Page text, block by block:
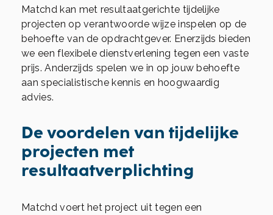
Matchd kan met resultaatgerichte tijdelijke
projecten op verantwoorde wijze inspelen op de
behoefte van de opdrachtgever. Enerzijds bieden
we een flexibele dienstverlening tegen een vaste
prijs. Anderzijds spelen we in op jouw behoefte
aan specialistische kennis en hoogwaardig
advies.
De voordelen van tijdelijke
projecten met
resultaatverplichting
Matchd voert het project uit tegen een